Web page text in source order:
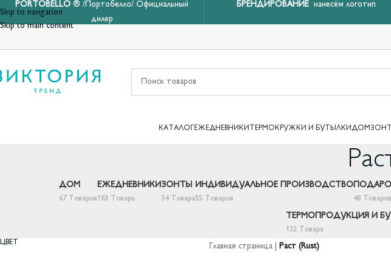
Skip to navigation
Skip to main content
PORTOBELLO ® /Портобелло/ Официальный
дилер
БРЕНДИРОВАНИЕ нанесём логотип
КАТАЛОГ ЕЖЕДНЕВНИКИ ТЕРМОКРУЖКИ И БУТЫЛКИДОМ
ДОМ
67 Товаров
ЕЖЕДНЕВНИКИ
183 Товара
ЗОНТЫ
34 Товара
ИНДИВИДУАЛЬНОЕ ПРОИЗВОДСТВО
55 Товаров 48 Товаров
ТЕРМОПРОДУКЦИЯ И
132 Товара
ЦВЕТ Главная страница| Раст (Rust)